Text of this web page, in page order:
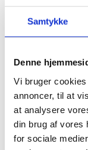
Samtykke
Denne
Vi bruger
annoncer, til at
at analysere
din brug af vores
for sociale
Tilkøb
TILFØJ TIL KURV
Tilføj til